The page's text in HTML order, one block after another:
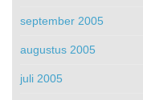
september 2005
augustus 2005
juli 2005